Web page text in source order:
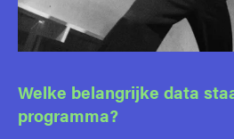
Welke belangrijke data
programma?